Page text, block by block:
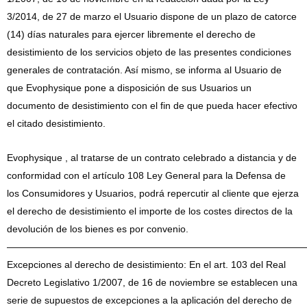
3/2014, de 27 de marzo el Usuario dispone de un plazo de catorce
(14) días naturales para ejercer libremente el derecho de
desistimiento de los servicios objeto de las presentes condiciones
generales de contratación. Así mismo, se informa al Usuario de
que Evophysique pone a disposición de sus Usuarios un
documento de desistimiento con el fin de que pueda hacer efectivo
el citado desistimiento.
Evophysique , al tratarse de un contrato celebrado a distancia y de
conformidad con el artículo 108 Ley General para la Defensa de
los Consumidores y Usuarios, podrá repercutir al cliente que ejerza
el derecho de desistimiento el importe de los costes directos de la
devolución de los bienes es por convenio.
Excepciones al derecho de desistimiento: En el art. 103 del Real
Decreto Legislativo 1/2007, de 16 de noviembre se establecen una
serie de supuestos de excepciones a la aplicación del derecho de